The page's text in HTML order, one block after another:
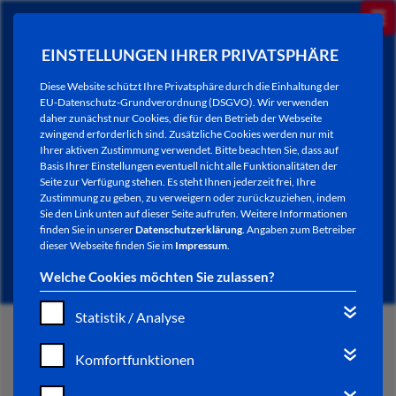
EINSTELLUNGEN IHRER PRIVATSPHÄRE
Diese Website schützt Ihre Privatsphäre durch die Einhaltung der
EU-Datenschutz-Grundverordnung (DSGVO). Wir verwenden
daher zunächst nur Cookies, die für den Betrieb der Webseite
zwingend erforderlich sind. Zusätzliche Cookies werden nur mit
Ihrer aktiven Zustimmung verwendet. Bitte beachten Sie, dass auf
Basis Ihrer Einstellungen eventuell nicht alle Funktionalitäten der
Seite zur Verfügung stehen. Es steht Ihnen jederzeit frei, Ihre
Zustimmung zu geben, zu verweigern oder zurückzuziehen, indem
Sie den Link unten auf dieser Seite aufrufen. Weitere Informationen
finden Sie in unsererDatenschutzerklärung. Angaben zum Betreiber
dieser Webseite finden Sie im Impressum.
Welche Cookies möchten Sie zulassen?
Statistik / Analyse
Komfortfunktionen
NEWSLETTER / CITY LETTER
START